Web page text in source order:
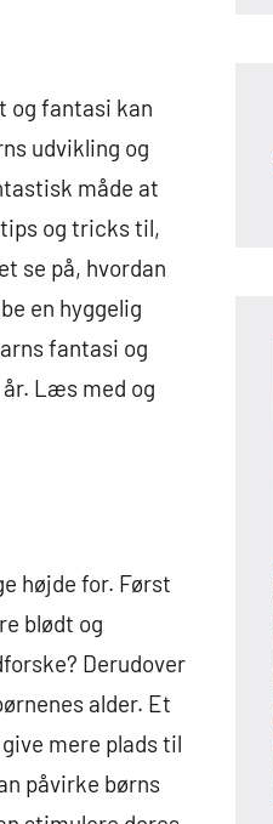
og fantasi kan
udvikling og
måde at
og tricks til,
se på, hvordan
en hyggelig
fantasi og
Læs med og
højde for. Først
blødt og
Derudover
alder. Et
mere plads til
påvirke børns